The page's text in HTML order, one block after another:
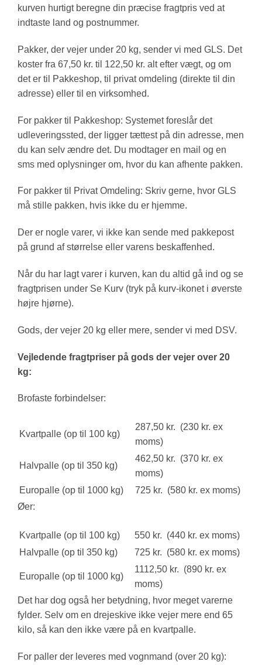
kurven hurtigt beregne din præcise fragtpris ved at
indtaste land og postnummer.
Pakker, der vejer under 20 kg, sender vi med GLS. Det
koster fra 67,50 kr. til 122,50 kr. alt efter vægt, og om
det er til Pakkeshop, til privat omdeling (direkte til din
adresse) eller til en virksomhed.
For pakker til Pakkeshop: Systemet foreslår det
udleveringssted, der ligger tættest på din adresse, men
du kan selv ændre det. Du modtager en mail og en
sms med oplysninger om, hvor du kan afhente pakken.
For pakker til Privat Omdeling: Skriv gerne, hvor GLS
må stille pakken, hvis ikke du er hjemme.
Der er nogle varer, vi ikke kan sende med pakkepost
på grund af størrelse eller varens beskaffenhed.
Når du har lagt varer i kurven, kan du altid gå ind og se
fragtprisen under Se Kurv (tryk på kurv-ikonet i øverste
højre hjørne).
Gods, der vejer 20 kg eller mere, sender vi med DSV.
Vejledende fragtpriser på gods der vejer over 20
kg:
Brofaste forbindelser:
Kvartpalle (op til 100 kg)
287,50 kr. (230 kr. ex
moms)
Halvpalle (op til 350 kg)
462,50 kr. (370 kr. ex
moms)
Europalle (op til 1000 kg)
725 kr. (580 kr. ex moms)
Øer:
Kvartpalle (op til 100 kg)
550 kr. (440 kr. ex moms)
Halvpalle (op til 350 kg)
725 kr. (580 kr. ex moms)
Europalle (op til 1000 kg)
1112,50 kr. (890 kr. ex
moms)
Det har dog også her betydning, hvor meget varerne
fylder. Selv om en drejeskive ikke vejer mere end 65
kilo, så kan den ikke være på en kvartpalle.
For paller der leveres med vognmand (over 20 kg):